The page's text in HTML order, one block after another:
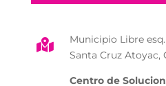

Municipio Libre
Santa Cruz Atoyac,
Centro de